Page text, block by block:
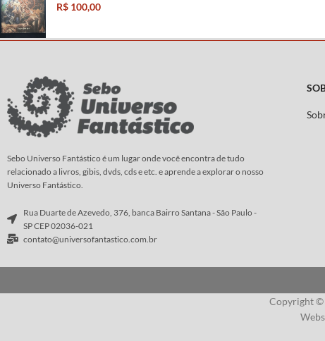
R$ 100,00
Sebo Universo Fantástico é um lugar onde você encontra de tudo
relacionado a livros, gibis, dvds, cds e etc. e aprende a explorar o nosso
Universo Fantástico.
Rua Duarte de Azevedo, 376, banca Bairro Santana - São Paulo -
SP CEP 02036-021
contato@universofantastico.com.br
Copyright ©